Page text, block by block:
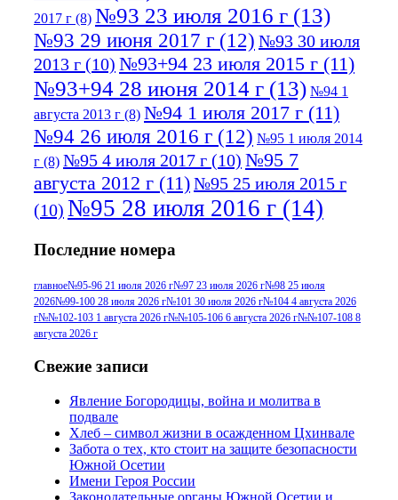
2017 г (8) №93 23 июля 2016 г (13)
№93 29 июня 2017 г (12) №93 30 июля
2013 г (10) №93+94 23 июля 2015 г (11)
№93+94 28 июня 2014 г (13) №94 1
августа 2013 г (8) №94 1 июля 2017 г (11)
№94 26 июля 2016 г (12) №95 1 июля 2014
г (8) №95 4 июля 2017 г (10) №95 7
августа 2012 г (11)№95 25 июля 2015 г
(10) №95 28 июля 2016 г (14)
июля 2017 г(11)№96 9 августа 2012
г(13) №96 28 июля 2015 г(9) №96+97 3
июля 2014 г(10)№96+97 30 июля
2016 г(13)
июля 2017 г
2012 г
(15)
№97 30 июля 2015 г
(15)№98 1 августа 2015 г
августа 2016 г(10)№98 5 июля 2014 г(10)
№98 8 августа 2013 г
Последние номера
главное№95-96 21 июля 2026 г№97 23 июля 2026 г№98 25 июля
2026№99-100 28 июля 2026 г№101 30 июля 2026 г№104 4 августа 2026
г№№102-103 1 августа 2026 г№№105-106 6 августа 2026 г№№107-108 8
августа 2026 г
Свежие записи
Явление Богородицы, война и молитва в
подвале
Хлеб – символ жизни в осажденном Цхинвале
Забота о тех, кто стоит на защите безопасности
Южной Осетии
Имени Героя России
Законодательные органы Южной Осетии и